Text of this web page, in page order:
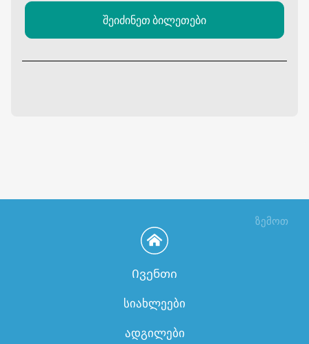
შეიძინეთ ბილეთები
ზემოთ
Ივენთი
სიახლეები
ადგილები